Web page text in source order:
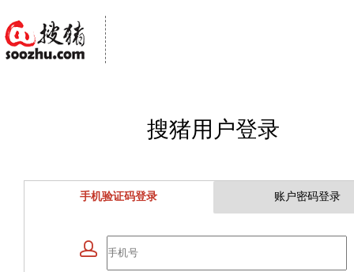
搜猪用户登录
手机验证码登录 账户密码登录
